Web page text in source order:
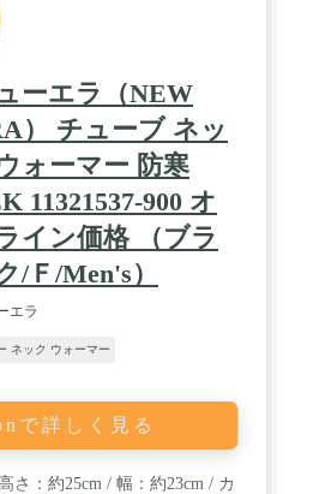
ーエラ（NEW
） チューブ ネッ
ォーマー 防寒
11321537-900 オ
イン価格 （ブラ
/Ｆ/Men's）
エラ
ネック ウォーマー
で詳しく見る
さ：約25cm / 幅：約23cm / カ